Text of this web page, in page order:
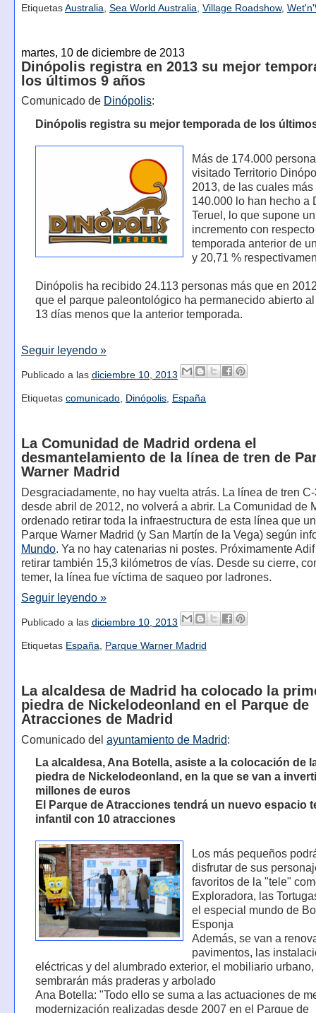
Etiquetas Australia, Sea World Australia, Village Roadshow,
martes, 10 de diciembre de 2013
Dinópolis registra en 2013 su mejor
los últimos 9 años
Comunicado de Dinópolis:
Dinópolis registra su mejor temporada de los
Más de 174.000
visitado Territorio
2013, de las cuales más
140.000 lo han hecho a
Teruel, lo que supone un
incremento con
temporada anterior de
y 20,71 %
Dinópolis ha recibido 24.113 personas más que en
que el parque paleontológico ha permanecido abierto
13 días menos que la anterior temporada.
Seguir leyendo »
Publicado a las diciembre 10, 2013
Etiquetas comunicado, Dinópolis, España
La Comunidad de Madrid ordena el
desmantelamiento de la línea de tren de
Warner Madrid
Desgraciadamente, no hay vuelta atrás. La línea de tren
desde abril de 2012, no volverá a abrir. La Comunidad de
ordenado retirar toda la infraestructura de esta línea que
Parque Warner Madrid (y San Martín de la Vega) según
Mundo. Ya no hay catenarias ni postes. Próximamente
retirar también 15,3 kilómetros de vías. Desde su cierre,
temer, la línea fue víctima de saqueo por ladrones.
Seguir leyendo »
Publicado a las diciembre 10, 2013
Etiquetas España Parque Warner Madrid
La alcaldesa de Madrid ha colocado la
piedra de Nickelodeonland en el Parque de
Atracciones de Madrid
Comunicado del ayuntamiento de Madrid:
La alcaldesa, Ana Botella, asiste a la colocación de
piedra de Nickelodeonland, en la que se van a
millones de euros
El Parque de Atracciones tendrá un nuevo espacio
infantil con 10 atracciones
Los más pequeños
disfrutar de sus
favoritos de la "tele"
Exploradora, las
el especial mundo de
Esponja
Además, se van a
pavimentos, las
eléctricas y del alumbrado exterior, el mobiliario urbano,
sembrarán más praderas y arbolado
Ana Botella: "Todo ello se suma a las actuaciones de
modernización realizadas desde 2007 en el Parque de